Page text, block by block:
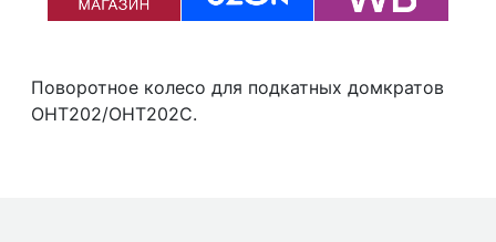
Поворотное колесо для подкатных домкратов
ОНТ202/ОНТ202С.